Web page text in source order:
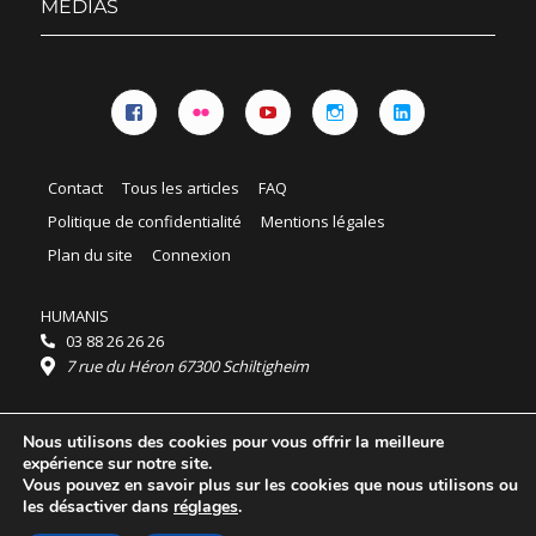
MÉDIAS
Contact Tous les articles
FAQ
Politique de confidentialité
Mentions légales
Plan du site
Connexion
HUMANIS
03 88 26 26 26
7 rue du Héron 67300 Schiltigheim
Horaires :
HUMANIS : du lundi au vendredi 9h - 18h
Ordidocaz : du lundi au vendredi 8h - 19h
© 2025 HUMANIS, tous droits réservés.
Licence Creative Commons Attribution 4.0
Nous utilisons des cookies pour vous offrir la meilleure
expérience sur notre site.
Vous pouvez en savoir plus sur les cookies que nous utilisons ou
les désactiver dans réglages.